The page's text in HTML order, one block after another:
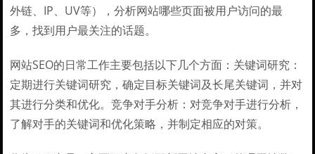
外链、IP、UV等），分析网站哪些页面被用户访问的最
多，找到用户最关注的话题。
网站SEO的日常工作主要包括以下几个方面：关键词研究：
定期进行关键词研究，确定目标关键词及长尾关键词，并对
其进行分类和优化。竞争对手分析：对竞争对手进行分析，
了解对手的关键词和优化策略，并制定相应的对策。